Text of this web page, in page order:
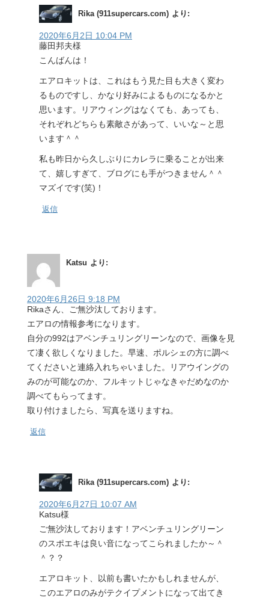
Rika (911supercars.com) より:
2020年6月2日 10:04 PM
藤田邦夫様
こんばんは！
エアロキットは、これはもう見た目も大きく変わ
るものですし、かなり好みによるものになるかと
思います。リアウィングはなくても、あっても、
それぞれどちらも素敵さがあって、いいな～と思
います＾＾
私も昨日から久しぶりにカレラに乗ることが出来
て、嬉しすぎて、ブログにも手がつきません＾＾
マズイです(笑)！
返信
Katsu より:
2020年6月26日 9:18 PM
Rikaさん、ご無沙汰しております。
エアロの情報参考になります。
自分の992はアベンチュリングリーンなので、画像を見
て凄く欲しくなりました。早速、ポルシェの方に調べ
てくださいと連絡入れちゃいました。リアウイングの
みのが可能なのか、フルキットじゃなきゃだめなのか
調べてもらってます。
取り付けましたら、写真を送りますね。
返信
Rika (911supercars.com) より:
2020年6月27日 10:07 AM
Katsu様
ご無沙汰しております！アベンチュリングリーン
のスポエキは良い音になってこられましたか～＾
＾？？
エアロキット、以前も書いたかもしれませんが、
このエアロのみがテクイプメントになって出てき